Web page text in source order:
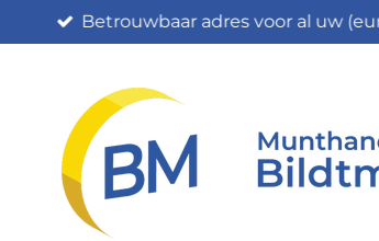
Betrouwbaar adres voor al uw